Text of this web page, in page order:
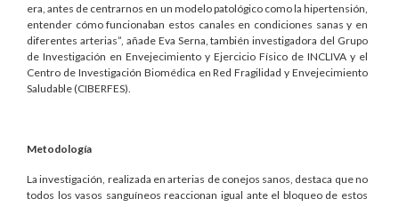
era, antes de centrarnos en un modelo patológico como la hipertensión,
entender cómo funcionaban estos canales en condiciones sanas y en
diferentes arterias”, añade Eva Serna, también investigadora del Grupo
de Investigación en Envejecimiento y Ejercicio Físico de INCLIVA y el
Centro de Investigación Biomédica en Red Fragilidad y Envejecimiento
Saludable (CIBERFES).
Metodología
La investigación, realizada en arterias de conejos sanos, destaca que no
todos los vasos sanguíneos reaccionan igual ante el bloqueo de estos